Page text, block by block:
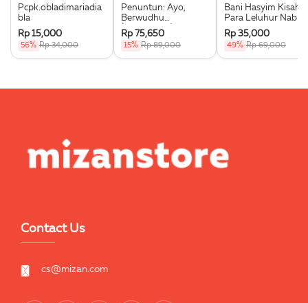
Pcpk.obladimariadia
bla
Rp 15,000
56% Rp 34,000
Penuntun: Ayo,
Berwudhu
(Boardbook)
Rp 75,650
15% Rp 89,000
Bani Hasyim Kisah
Para Leluhur Nabi
Muhammad Saw.
Rp 35,000
49% Rp 69,000
Contact Us
cs@mizan.com